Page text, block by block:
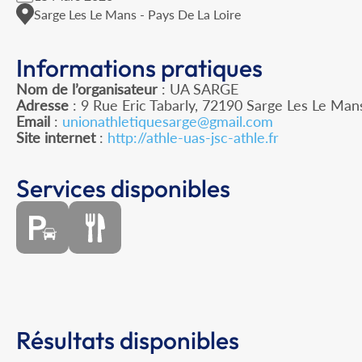
Sarge Les Le Mans - Pays De La Loire
Informations pratiques
Nom de l’organisateur : UA SARGE
Adresse : 9 Rue Eric Tabarly, 72190 Sarge Les Le
Email : unionathletiquesarge@gmail.com
Site internet: http://athle-uas-jsc-athle.fr
Services disponibles
Résultats disponibles